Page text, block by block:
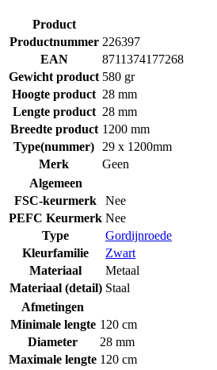
Product
Productnummer 226397
EAN
8711374177268
Gewicht product 580 gr
Hoogte product 28 mm
Lengte product 28 mm
Breedte product 1200 mm
Type(nummer)
29 x 1200mm
Merk
Geen
Algemeen
FSC-keurmerk
Nee
PEFC Keurmerk Nee
Type
Gordijnroede
Kleurfamilie
Zwart
Materiaal
Metaal
Materiaal (detail) Staal
Afmetingen
Minimale lengte 120 cm
Diameter
28 mm
Maximale lengte 120 cm